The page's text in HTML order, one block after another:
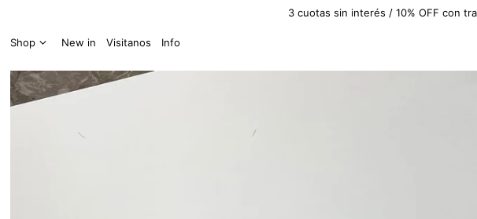
3 cuotas sin interés / 10% OFF con
Shop New in Visitanos Info